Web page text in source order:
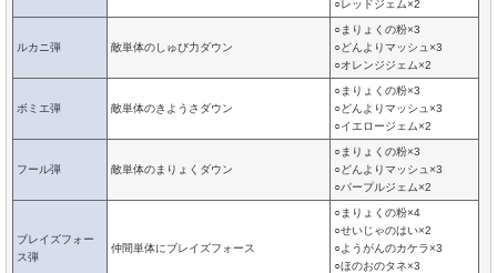
○レッドジェム×2
ルカニ弾 敵単体のしゅび力ダウン
○まりょくの粉×3
○どんよりマッシュ×3
○オレンジジェム×2
ボミエ弾 敵単体のきようさダウン
○まりょくの粉×3
○どんよりマッシュ×3
○イエロージェム×2
フール弾 敵単体のまりょくダウン
○まりょくの粉×3
○どんよりマッシュ×3
○パープルジェム×2
ブレイズフォー
ス弾
仲間単体にブレイズフォース
○まりょくの粉×4
○せいじゃのはい×2
○ようがんのカケラ×3
○ほのおのタネ×3